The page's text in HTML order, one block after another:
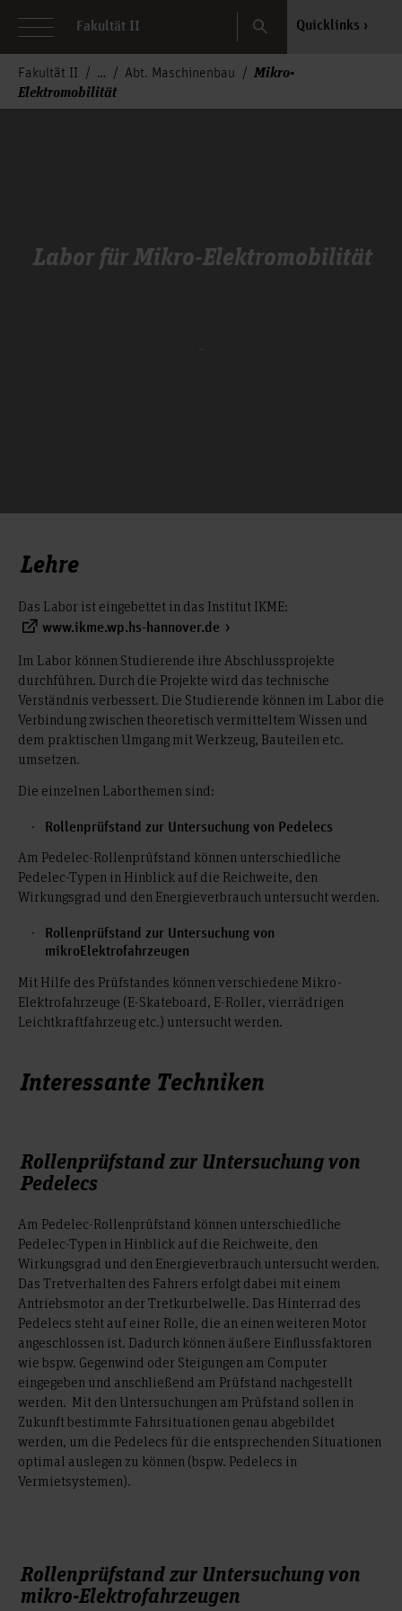
Fakultät II Search Quicklinks
Fakultät II Abt. Maschinenbau
Mikro-
Elektromobilität
Labor für Mikro-Elektromobilität
Lehre
Das Labor ist eingebettet in das Institut IKME:
www.ikme.wp.hs-hannover.de
Im Labor können Studierende ihre Abschlussprojekte
durchführen. Durch die Projekte wird das technische
Verständnis verbessert. Die Studierende können im Labor die
Verbindung zwischen theoretisch vermitteltem Wissen und
dem praktischen Umgang mit Werkzeug, Bauteilen etc.
umsetzen.
Die einzelnen Laborthemen sind:
Rollenprüfstand zur Untersuchung von Pedelecs
Am Pedelec-Rollenprüfstand können unterschiedliche
Pedelec-Typen in Hinblick auf die Reichweite, den
Wirkungsgrad und den Energieverbrauch untersucht werden.
Rollenprüfstand zur Untersuchung von
mikroElektrofahrzeugen
Mit Hilfe des Prüfstandes können verschiedene Mikro-
Elektrofahrzeuge (E-Skateboard, E-Roller, vierrädrigen
Leichtkraftfahrzeug etc.) untersucht werden.
Interessante Techniken
Rollenprüfstand zur Untersuchung von
Pedelecs
Am Pedelec-Rollenprüfstand können unterschiedliche
Pedelec-Typen in Hinblick auf die Reichweite, den
Wirkungsgrad und den Energieverbrauch untersucht werden.
Das Tretverhalten des Fahrers erfolgt dabei mit einem
Antriebsmotor an der Tretkurbelwelle. Das Hinterrad des
Pedelecs steht auf einer Rolle, die an einen weiteren Motor
angeschlossen ist. Dadurch können äußere Einflussfaktoren
wie bspw. Gegenwind oder Steigungen am Computer
eingegeben und anschließend am Prüfstand nachgestellt
werden. Mit den Untersuchungen am Prüfstand sollen in
Zukunft bestimmte Fahrsituationen genau abgebildet
werden, um die Pedelecs für die entsprechenden Situationen
optimal auslegen zu können (bspw. Pedelecs in
Vermietsystemen).
Rollenprüfstand zur Untersuchung von
mikro-Elektrofahrzeugen